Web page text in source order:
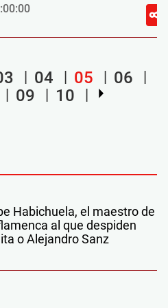
04 05
06
09 10
Habichuela, el maestro de
al que despiden
o Alejandro Sanz